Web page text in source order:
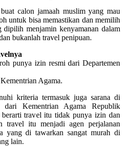
calon jamaah muslim yang mau
untuk bisa memastikan dan memilih
dipilih menjamin kenyamanan dalam
bukanlah travel penipuan.
punya izin resmi dari Departemen
Agama.
kriteria termasuk juga sarana di
Kementrian Agama Republik
travel itu tidak punya izin dan
travel itu menjadi agen perjalanan
yang di tawarkan sangat murah di
lain.